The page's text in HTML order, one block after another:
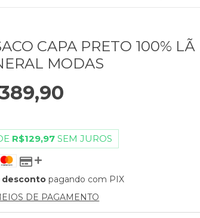
CAPA PRETO 100% LÃ
MODAS
R$129,97 SEM JUROS
desconto pagando com PIX
DE PAGAMENTO